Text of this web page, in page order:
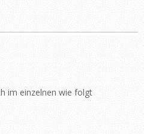
im einzelnen wie folgt